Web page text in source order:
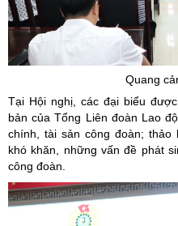
Quang
Tại Hội nghị, các đại biểu
bản của Tổng Liên đoàn Lao
chính, tài sản công đoàn; thảo
khó khăn, những vấn đề phát
công đoàn.